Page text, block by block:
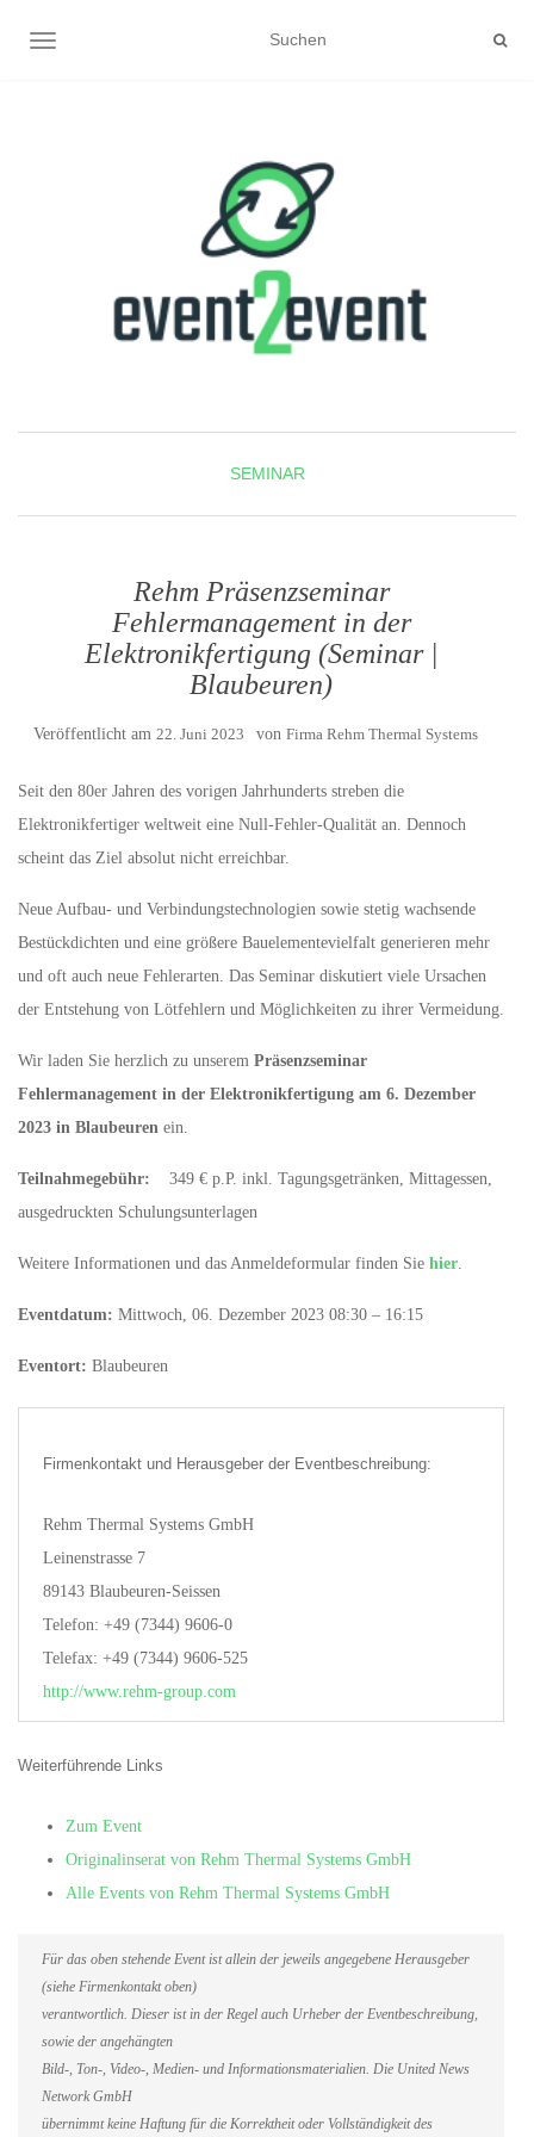
NAVIGATION UMSCHALTEN
SEMINAR
Rehm Präsenzseminar
Fehlermanagement in der
Elektronikfertigung (Seminar |
Blaubeuren)
Veröffentlicht am 22. Juni 2023 von Firma Rehm Thermal Systems
Seit den 80er Jahren des vorigen Jahrhunderts streben die
Elektronikfertiger weltweit eine Null-Fehler-Qualität an. Dennoch
scheint das Ziel absolut nicht erreichbar.
Neue Aufbau- und Verbindungstechnologien sowie stetig wachsende
Bestückdichten und eine größere Bauelementevielfalt generieren mehr
und oft auch neue Fehlerarten. Das Seminar diskutiert viele Ursachen
der Entstehung von Lötfehlern und Möglichkeiten zu ihrer Vermeidung.
Wir laden Sie herzlich zu unserem Präsenzseminar
Fehlermanagement in der Elektronikfertigung am 6. Dezember
2023 in Blaubeuren ein.
Teilnahmegebühr: 349 € p.P. inkl. Tagungsgetränken, Mittagessen,
ausgedruckten Schulungsunterlagen
Weitere Informationen und das Anmeldeformular finden Sie hier.
Eventdatum: Mittwoch, 06. Dezember 2023 08:30 – 16:15
Eventort: Blaubeuren
Firmenkontakt und Herausgeber der Eventbeschreibung:
Rehm Thermal Systems GmbH
Leinenstrasse 7
89143 Blaubeuren-Seissen
Telefon: +49 (7344) 9606-0
Telefax: +49 (7344) 9606-525
http://www.rehm-group.com
Weiterführende Links
Zum Event
Originalinserat von Rehm Thermal Systems GmbH
Alle Events von Rehm Thermal Systems GmbH
Für das oben stehende Event ist allein der jeweils angegebene Herausgeber
(siehe Firmenkontakt oben)
verantwortlich. Dieser ist in der Regel auch Urheber der Eventbeschreibung,
sowie der angehängten
Bild-, Ton-, Video-, Medien- und Informationsmaterialien. Die United News
Network GmbH
übernimmt keine Haftung für die Korrektheit oder Vollständigkeit des